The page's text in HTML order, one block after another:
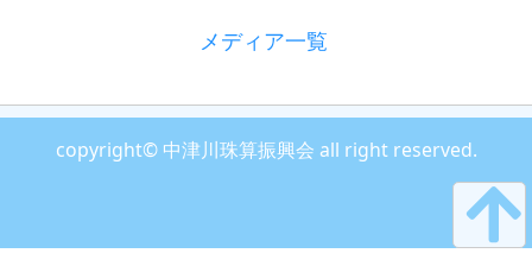
メディア一覧
copyright© 中津川珠算振興会 all right reserved.